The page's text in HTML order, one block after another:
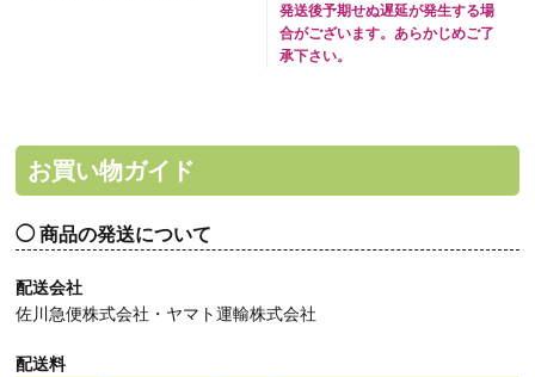
発送後予期せぬ遅延が発生する場
合がございます。あらかじめご了
承下さい。
お買い物ガイド
商品の発送について
配送会社
佐川急便株式会社・ヤマト運輸株式会社
配送料